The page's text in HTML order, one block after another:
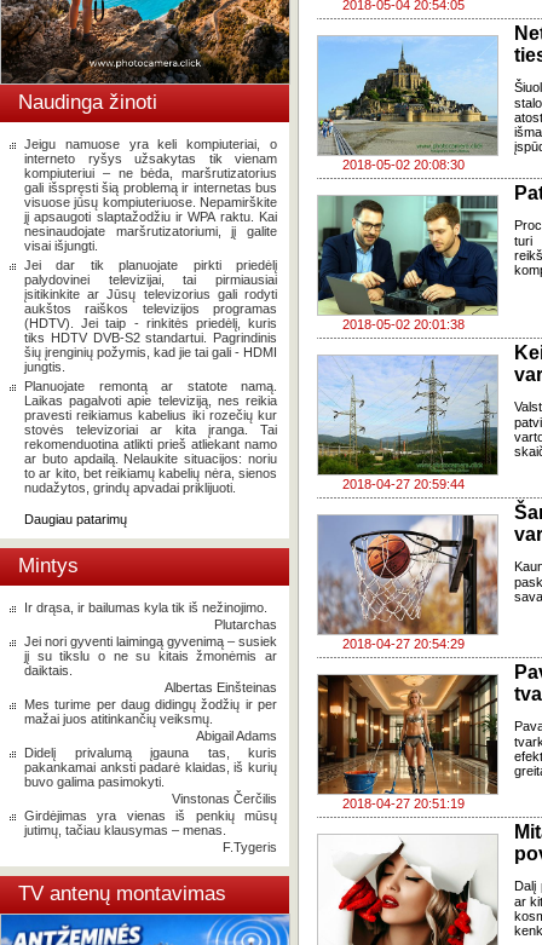
Naudinga žinoti
Jeigu namuose yra keli kompiuteriai, o
interneto ryšys užsakytas tik vienam
kompiuteriui – ne bėda, maršrutizatorius
gali išspręsti šią problemą ir internetas bus
visuose jūsų kompiuteriuose. Nepamirškite
jį apsaugoti slaptažodžiu ir WPA raktu. Kai
nesinaudojate maršrutizatoriumi, jį galite
visai išjungti.
Jei dar tik planuojate pirkti priedėlį
palydovinei televizijai, tai pirmiausiai
įsitikinkite ar Jūsų televizorius gali rodyti
aukštos raiškos televizijos programas
(HDTV). Jei taip - rinkitės priedėlį, kuris
tiks HDTV DVB-S2 standartui. Pagrindinis
šių įrenginių požymis, kad jie tai gali - HDMI
jungtis.
Planuojate remontą ar statote namą.
Laikas pagalvoti apie televiziją, nes reikia
pravesti reikiamus kabelius iki rozečių kur
stovės televizoriai ar kita įranga. Tai
rekomenduotina atlikti prieš atliekant namo
ar buto apdailą. Nelaukite situacijos: noriu
to ar kito, bet reikiamų kabelių nėra, sienos
nudažytos, grindų apvadai priklijuoti.
Daugiau patarimų
Mintys
Ir drąsa, ir bailumas kyla tik iš nežinojimo.
Plutarchas
Jei nori gyventi laimingą gyvenimą – susiek
jį su tikslu o ne su kitais žmonėmis ar
daiktais.
Albertas Einšteinas
Mes turime per daug didingų žodžių ir per
mažai juos atitinkančių veiksmų.
Abigail Adams
Didelį privalumą įgauna tas, kuris
pakankamai anksti padarė klaidas, iš kurių
buvo galima pasimokyti.
Vinstonas Čerčilis
Girdėjimas yra vienas iš penkių mūsų
jutimų, tačiau klausymas – menas.
F.Tygeris
TV antenų montavimas
2018-05-04 20:54:05
2018-05-02 20:08:30
2018-05-02 20:01:38
turi
2018-04-27 20:59:44
2018-04-27 20:54:29
2018-04-27 20:51:19
Dalį
ar